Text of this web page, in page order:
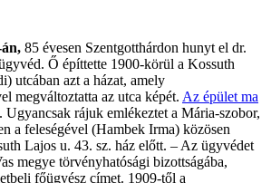
85 évesen Szentgotthárdon hunyt el dr.
Ő építtette 1900-körül a Kossuth
utcában azt a házat, amely
megváltoztatta az utca képét. Az épület ma
. Ugyancsak rájuk emlékeztet a Mária-szobor,
a feleségével (Hambek Irma) közösen
Lajos u. 43. sz. ház előtt. – Az ügyvédet
megye törvényhatósági bizottságába,
főügyész címet. 1909-től a